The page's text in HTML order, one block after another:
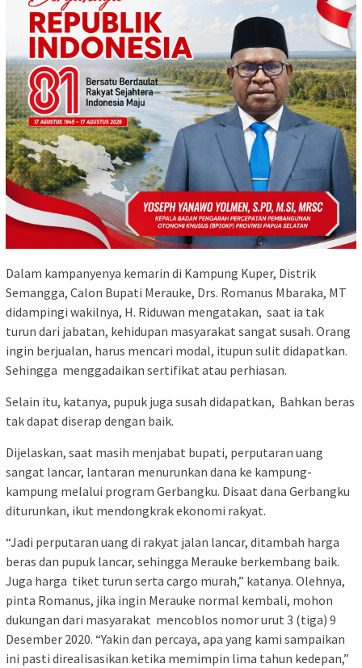
Dalam kampanyenya kemarin di Kampung Kuper, Distrik
Semangga, Calon Bupati Merauke, Drs. Romanus Mbaraka, MT
didampingi wakilnya, H. Riduwan mengatakan, saat ia tak
turun dari jabatan, kehidupan masyarakat sangat susah. Orang
ingin berjualan, harus mencari modal, itupun sulit didapatkan.
Sehingga menggadaikan sertifikat atau perhiasan.
Selain itu, katanya, pupuk juga susah didapatkan, Bahkan beras
tak dapat diserap dengan baik.
Dijelaskan, saat masih menjabat bupati, perputaran uang
sangat lancar, lantaran menurunkan dana ke kampung-
kampung melalui program Gerbangku. Disaat dana Gerbangku
diturunkan, ikut mendongkrak ekonomi rakyat.
“Jadi perputaran uang di rakyat jalan lancar, ditambah harga
beras dan pupuk lancar, sehingga Merauke berkembang baik.
Juga harga tiket turun serta cargo murah,” katanya. Olehnya,
pinta Romanus, jika ingin Merauke normal kembali, mohon
dukungan dari masyarakat mencoblos nomor urut 3 (tiga) 9
Desember 2020. “Yakin dan percaya, apa yang kami sampaikan
ini pasti direalisasikan ketika memimpin lima tahun kedepan,”